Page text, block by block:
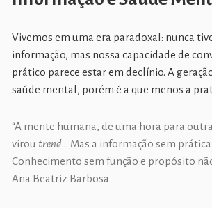
Vivemos em uma era paradoxal: nunca
informação, mas nossa capacidade de
prático parece estar em declínio. A
saúde mental, porém é a que menos a
“A mente humana, de uma hora para
virou trend… Mas a informação sem
Conhecimento sem função e propósito
Ana Beatriz Barbosa